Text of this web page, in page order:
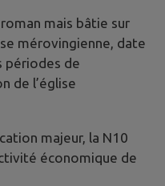
mais bâtie sur
mérovingienne, date
périodes de
de l’église
majeur, la N10
économique de